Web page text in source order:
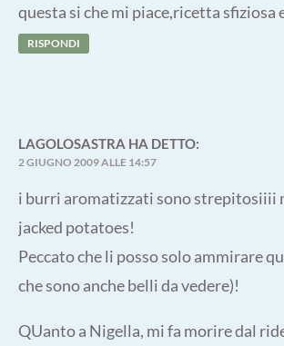
questa si che mi piace,ricetta sfiziosa
RISPONDI
LAGOLOSASTRA HA DETTO:
2 GIUGNO 2009 ALLE 14:57
i burri aromatizzati sono strepitosiiii
jacked potatoes!
Peccato che li posso solo ammirare
che sono anche belli da vedere)!
QUanto a Nigella, mi fa morire dal